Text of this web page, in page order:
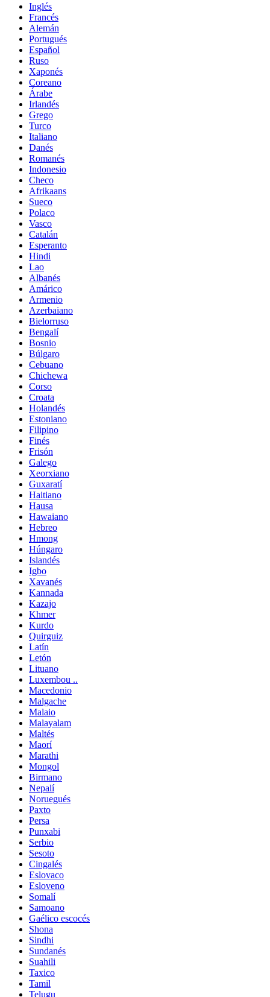
Inglés
Francés
Alemán
Portugués
Español
Ruso
Xaponés
Coreano
Árabe
Irlandés
Grego
Turco
Italiano
Danés
Romanés
Indonesio
Checo
Afrikaans
Sueco
Polaco
Vasco
Catalán
Esperanto
Hindi
Lao
Albanés
Amárico
Armenio
Azerbaiano
Bielorruso
Bengalí
Bosnio
Búlgaro
Cebuano
Chichewa
Corso
Croata
Holandés
Estoniano
Filipino
Finés
Frisón
Galego
Xeorxiano
Guxaratí
Haitiano
Hausa
Hawaiano
Hebreo
Hmong
Húngaro
Islandés
Igbo
Xavanés
Kannada
Kazajo
Khmer
Kurdo
Quirguiz
Latín
Letón
Lituano
Luxembou ..
Macedonio
Malgache
Malaio
Malayalam
Maltés
Maorí
Marathi
Mongol
Birmano
Nepalí
Noruegués
Paxto
Persa
Punxabi
Serbio
Sesoto
Cingalés
Eslovaco
Esloveno
Somalí
Samoano
Gaélico escocés
Shona
Sindhi
Sundanés
Suahili
Taxico
Tamil
Telugu